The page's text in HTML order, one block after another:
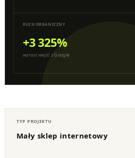
RUCH ORGANICZNY
+3 325%
wzrost wejść z Google
TYP PROJEKTU
Mały sklep internetowy